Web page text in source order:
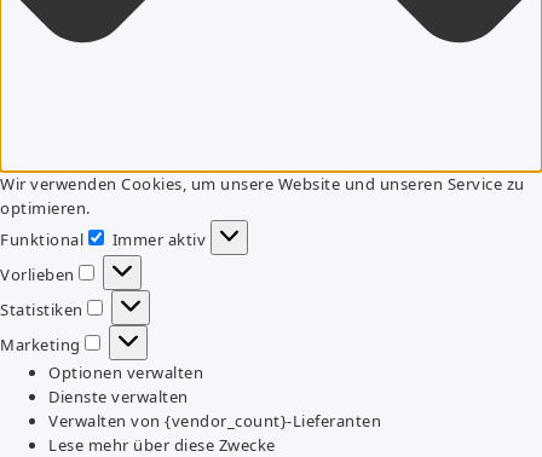
Wir verwenden Cookies, um unsere Website und unseren Service zu
optimieren.
Funktional
Funktional
Immer aktiv
Vorlieben
Vorlieben
Statistiken
Statistiken
Marketing
Marketing
Optionen verwalten
Dienste verwalten
Verwalten von {vendor_count}-Lieferanten
Lese mehr über diese Zwecke